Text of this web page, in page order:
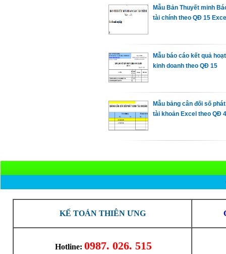
Mẫu Bản Thuyết minh
tài chính theo QĐ 15
Mẫu báo cáo kết quả
kinh doanh theo QĐ 15
Mẫu bảng cân đối số
tài khoản Excel theo QĐ
KẾ TOÁN THIÊN ƯNG
Hotline: 0987. 026. 515